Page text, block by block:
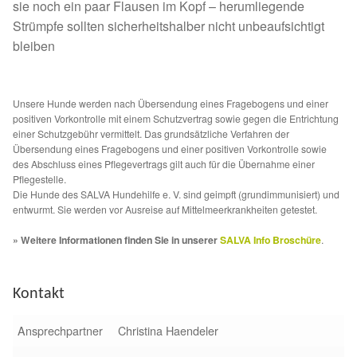
Sicherheitsgeschirr
Leishmaniose
Qualzucht bei Hunden
Sonderfarben bei Hunden
Zwingerhusten
sie noch ein paar Flausen im Kopf – herumliegende
Strümpfe sollten sicherheitshalber nicht unbeaufsichtigt
bleiben
Unsere Hunde werden nach Übersendung eines Fragebogens und einer
positiven Vorkontrolle mit einem Schutzvertrag sowie gegen die Entrichtung
einer Schutzgebühr vermittelt. Das grundsätzliche Verfahren der
Übersendung eines Fragebogens und einer positiven Vorkontrolle sowie
des Abschluss eines Pflegevertrags gilt auch für die Übernahme einer
Pflegestelle.
Die Hunde des SALVA Hundehilfe e. V. sind geimpft (grundimmunisiert) und
entwurmt. Sie werden vor Ausreise auf Mittelmeerkrankheiten getestet.
» Weitere Informationen finden Sie in unsererSALVA Info Broschüre.
Kontakt
Ansprechpartner
Christina Haendeler